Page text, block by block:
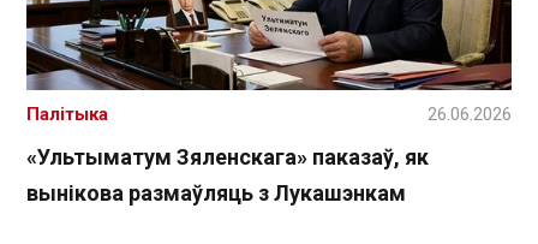
«Ультыматум Зяленскага» паказаў, як
вынікова размаўляць з Лукашэнкам
Палітыка 26.06.2026